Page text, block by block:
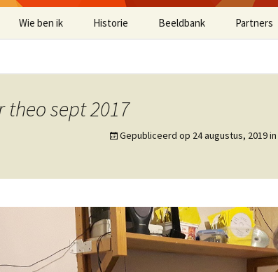
Wie ben ik Historie Beeldbank Partners
sept 2017
Gepubliceerd op 24 augustus, 2019in